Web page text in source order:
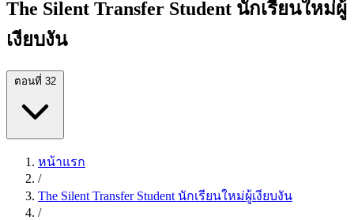
The Silent Transfer Student นักเรียนใหม่ผู้
เงียบงัน
ตอนที่ 32
หน้าแรก
/
The Silent Transfer Student นักเรียนใหม่ผู้เงียบงัน
/